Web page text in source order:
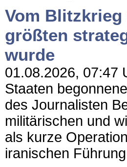
Vom
größten
wurde
01.08.2026, 07:47
Staaten
des Journalisten
militärischen und
als kurze
iranischen